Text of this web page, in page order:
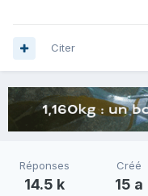
Citer
Réponses
14.5 k
Créé
15 a